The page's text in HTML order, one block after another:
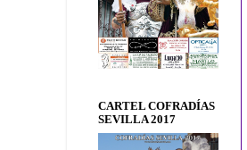
CARTEL COFRADÍAS
SEVILLA 2017